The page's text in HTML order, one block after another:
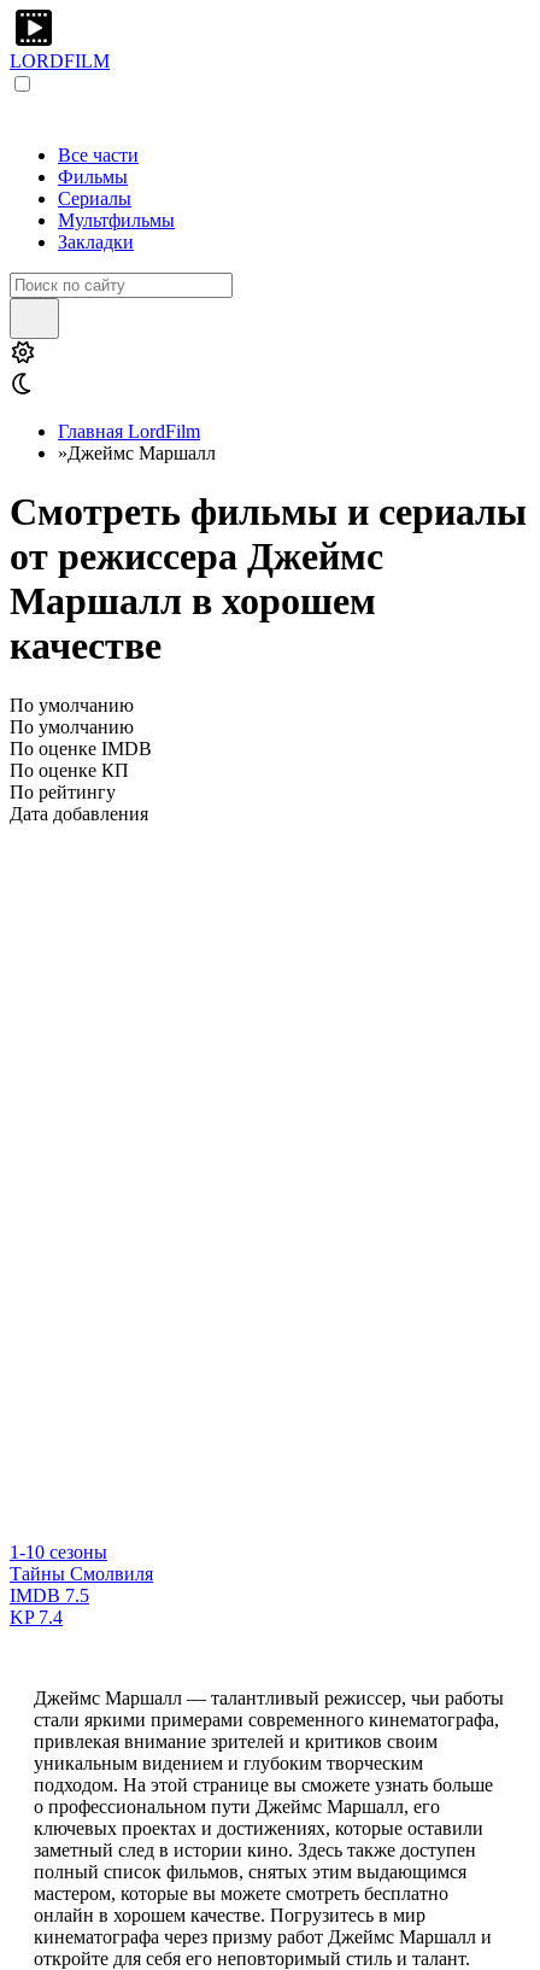
LORDFILM
Все части
Фильмы
Сериалы
Мультфильмы
Закладки
Главная LordFilm
»Джеймс Маршалл
Смотреть фильмы и сериалы
от режиссера Джеймс
Маршалл в хорошем
качестве
По умолчанию
По умолчанию
По оценке IMDB
По оценке КП
По рейтингу
Дата добавления
1-10 сезоны
Тайны Смолвиля
IMDB 7.5
KP7.4
Джеймс Маршалл — талантливый режиссер, чьи работы
стали яркими примерами современного кинематографа,
привлекая внимание зрителей и критиков своим
уникальным видением и глубоким творческим
подходом. На этой странице вы сможете узнать больше
о профессиональном пути Джеймс Маршалл, его
ключевых проектах и достижениях, которые оставили
заметный след в истории кино. Здесь также доступен
полный список фильмов, снятых этим выдающимся
мастером, которые вы можете смотреть бесплатно
онлайн в хорошем качестве. Погрузитесь в мир
кинематографа через призму работ Джеймс Маршалл и
откройте для себя его неповторимый стиль и талант.